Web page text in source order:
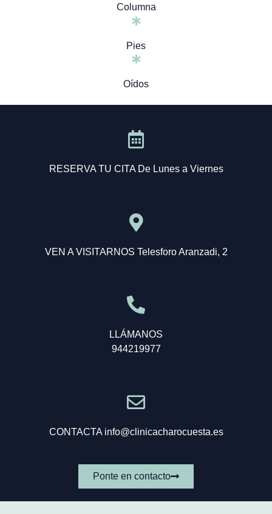
Columna
Pies
Oídos
RESERVA TU CITA De Lunes a Viernes
VEN A VISITARNOS Telesforo Aranzadi, 2
LLÁMANOS
944219977
CONTACTA info@clinicacharocuesta.es
Ponte en contacto